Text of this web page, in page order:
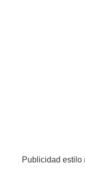
Publicidad estilo